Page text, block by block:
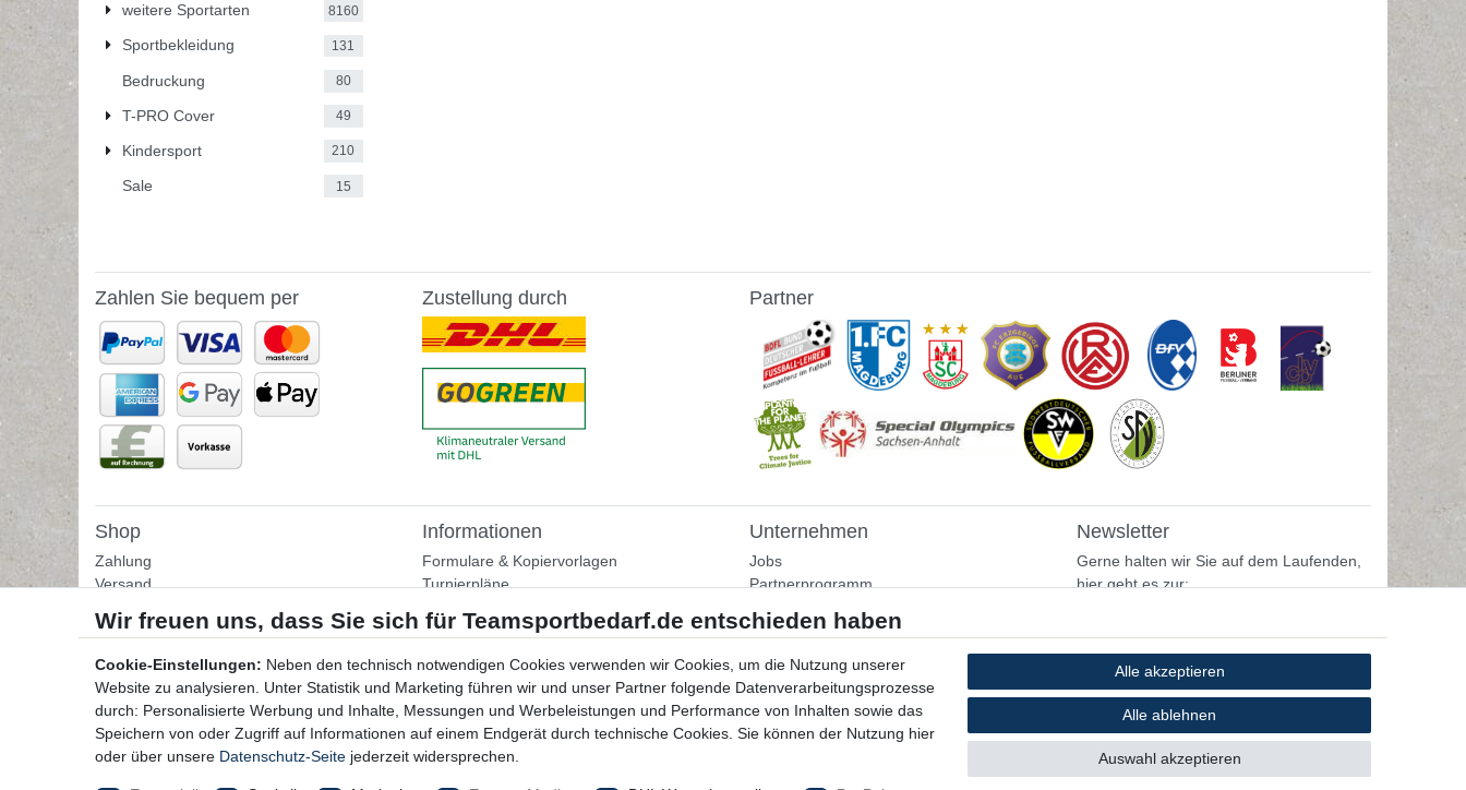
weitere Sportarten 8160
Sportbekleidung 131
Bedruckung 80
T-PRO Cover 49
Kindersport 210
Sale 15
Zahlen Sie bequem per Zustellung durch Partner
Shop
Zahlung
Versand
Helpcenter
Bestellformular
Kontakt
Informationen
Formulare & Kopiervorlagen
Turnierpläne
Tipps & Informationen
Unternehmen
Jobs
Partnerprogramm
Bestellung widerrufen
Datenschutzerklärung
Impressum
Newsletter
Gerne halten wir Sie auf dem Laufenden,
hier geht es zur:
Cookie-Einstellungen: Neben den technisch notwendigen Cookies verwenden wir Cookies, um die Nutzung unserer
Website zu analysieren. Unter Statistik und Marketing führen wir und unser Partner folgende Datenverarbeitungsprozesse
durch: Personalisierte Werbung und Inhalte, Messungen und Werbeleistungen und Performance von Inhalten sowie das
Speichern von oder Zugriff auf Informationen auf einem Endgerät durch technische Cookies. Sie können der Nutzung hier
oder über unsere Datenschutz-Seite jederzeit widersprechen.
Alle akzeptieren
Alle ablehnen
Auswahl akzeptieren